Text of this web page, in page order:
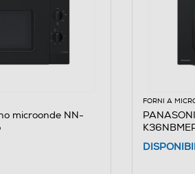
microonde NN-
FORNI A